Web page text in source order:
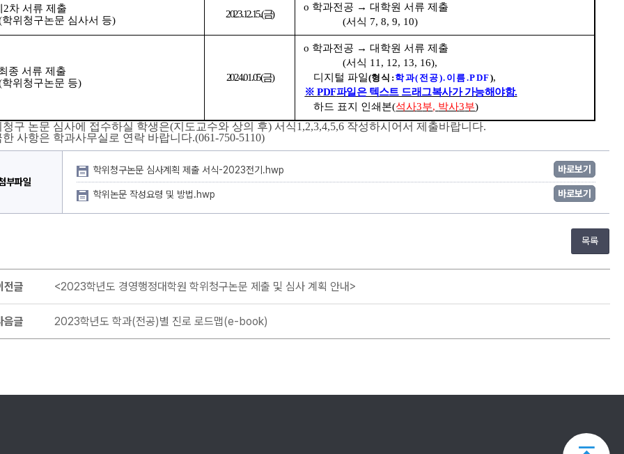
2차 서류 제출
학위청구논문 심사서 등)
2023.12.15.(금)
o 학과전공 → 대학원 서류 제출
(서식 7, 8, 9, 10)
종 서류 제출
학위청구논문 등) 2024.01.05(금)
o 학과전공 → 대학원 서류 제출
(서식 11, 12, 13, 16),
디지털 파일(형식 : 학과( 전공). 이름.PDF),
※ PDF파일은 텍스트 드래그복사가 가능해야함.
하드 표지 인쇄본(석사3부, 박사3부)
청구 논문 심사에 접수하실 학생은(지도교수와 상의 후) 서식1,2,3,4,5,6 작성하시어서 제출바랍니다.
한 사항은 학과사무실로 연락 바랍니다.(061-750-5110)
부파일
학위청구논문 심사계획 제출 서식-2023전기.hwp 바로보기
학위논문 작성요령 및 방법.hwp 바로보기
목록
전글 <2023학년도 경영행정대학원 학위청구논문 제출 및 심사 계획 안내>
음글 2023학년도 학과(전공)별 진로 로드맵(e-book)